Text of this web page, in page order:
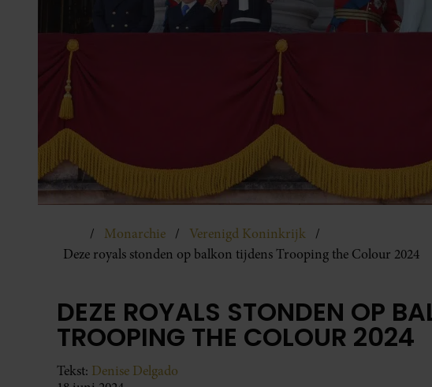
Monarchie
Verenigd Koninkrijk
Deze royals stonden op balkon tijdens Trooping the Colour 2024
DEZE ROYALS STONDEN OP
TROOPING THE COLOUR 2024
Tekst: Denise Delgado